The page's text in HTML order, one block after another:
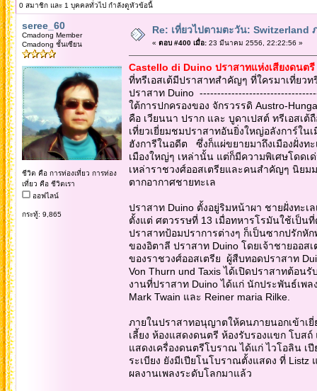
0 สมาชิก และ 1 บุคคลทั่วไป กำลังดูหัวข้อนี้
seree_60
Cmadong Member
Cmadong ชั้นเซียน
ชีวิต คือ การท่องเที่ยว การท่อง
เที่ยว คือ ชีวิตเรา
ออฟไลน์
กระทู้: 9,865
Re: เที่ยวไปตามตะวัน: Switzerland
« ตอบ #400 เมื่อ:23 มีนาคม 2556, 22:22:56 »
Castello di Duino ปราสาทแห่งเสียงดนตรี
ที่ทรีเอสเต้มีปราสาทสำคัญๆ ที่ใครมาเที่ยวท
ปราสาท Duino
ใต้การปกครองของ จักรวรรดิ Austro-
คือ เวียนนา ปราก และ บูดาเปสต์ ทรีเอสเ
เที่ยวเยี่ยมชมปราสาทอันยิ่งใหญ่อลังการ์ใน
ฮังการีในอดีต ซึ่งก็แผ่ขยายมาถึงเมืองฝั่งท
เมืองใหญ่ๆ เหล่านั้น แต่ก็มีความพิเศษโดด
เหล่าราชวงศ์ออสเตรียและคนสำคัญๆ นิยม
ตากอากาศชายทะเล
ปราสาท Duino ตั้งอยู่ริมหน้าผา ชายฝั่งทะเ
ตั้งแต่ ศตวรรษที่ 13 เมื่อทหารโรมันใช้เป็น
ปราสาทป้อมปราการต่างๆ ก็เป็นซากปรักหั
ของอิตาลี ปราสาท Duino โดยเจ้าชายออ
ของราชวงศ์ออสเตรีย ผู้สืบทอดปราสาท
Von Thurn und Taxis ได้เปิดปราสาทต้อ
งานที่ปราสาท Duino ได้แก่ นักประพันธ์เพ
Mark Twain และ Reiner maria Rilke.
ภายในปราสาทอนุญาตให้คนภายนอกเข้าเ
เลี้ยง ห้องแสดงดนตรี ห้องรับรองแขก โบส
แสดงเครื่องดนตรีโบราณ ได้แก่ ไวโอลิน เ
ระเบียง ยังมีเปียโนโบราณตั้งแสดง ที่ Listz
ผลงานเพลงระดับโลกมาแล้ว